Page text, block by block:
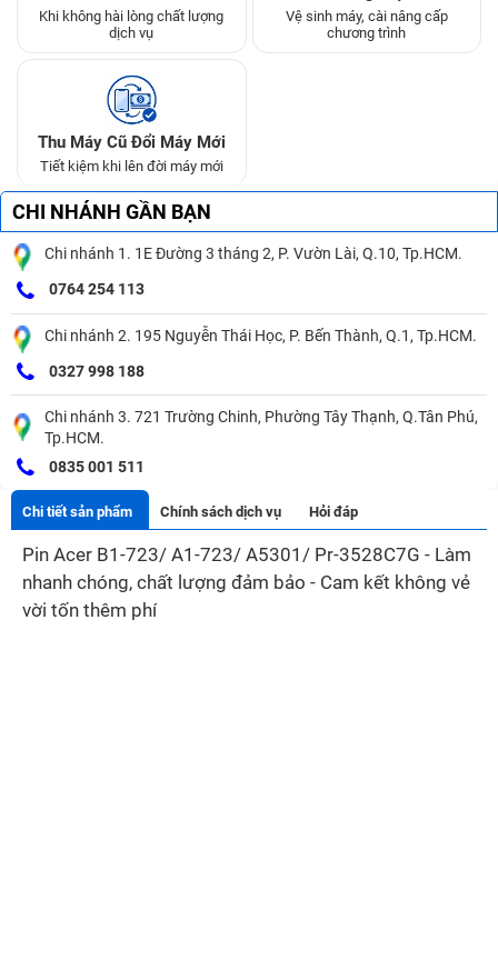
Khi không hài lòng chất lượng
dịch vụ
Vệ sinh máy, cài nâng cấp
chương trình
Thu Máy Cũ Đổi Máy Mới
Tiết kiệm khi lên đời máy mới
CHI NHÁNH GẦN BẠN
Chi nhánh 1. 1E Đường 3 tháng 2, P. Vườn Lài, Q.10, Tp.HCM.
0764 254 113
Chi nhánh 2. 195 Nguyễn Thái Học, P. Bến Thành, Q.1, Tp.HCM.
0327 998 188
Chi nhánh 3. 721 Trường Chinh, Phường Tây Thạnh, Q.Tân Phú,
Tp.HCM.
0835 001 511
Chi tiết sản phẩm Chính sách dịch vụ Hỏi đáp
Pin Acer B1-723/ A1-723/ A5301/ Pr-3528C7G - Làm
nhanh chóng, chất lượng đảm bảo - Cam kết không vẻ
vời tốn thêm phí